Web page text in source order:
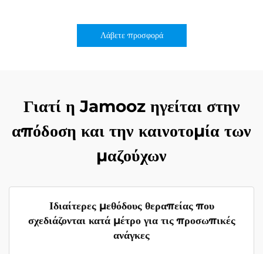
Λάβετε προσφορά
Γιατί η Jamooz ηγείται στην
απόδοση και την καινοτομία των
μαζούχων
Ιδιαίτερες μεθόδους θεραπείας που
σχεδιάζονται κατά μέτρο για τις προσωπικές
ανάγκες